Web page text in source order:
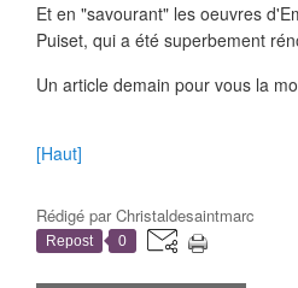
Et en "savourant" les oeuvres
Puiset, qui a été superbement
Un article demain pour vous la
[Haut]
Rédigé parChristaldesaintmarc
Repost 0